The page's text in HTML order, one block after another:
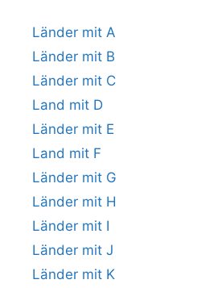
Länder mit A
Länder mit B
Länder mit C
Land mit D
Länder mit E
Land mit F
Länder mit G
Länder mit H
Länder mit I
Länder mit J
Länder mit K